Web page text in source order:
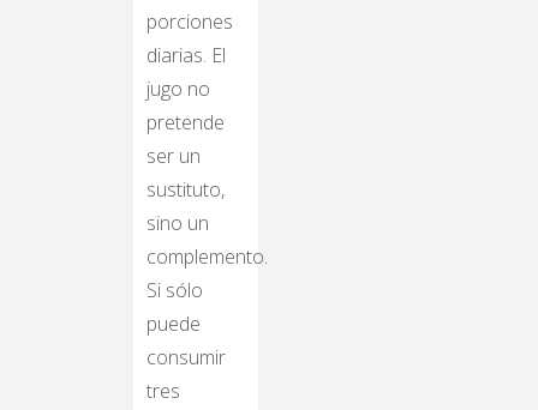
porciones
diarias. El
jugo no
pretende
ser un
sustituto,
sino un
complemento.
Si sólo
puede
consumir
tres